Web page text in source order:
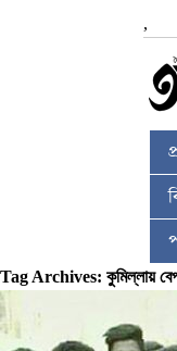
,
Tag Archives: কুমিল্লায়